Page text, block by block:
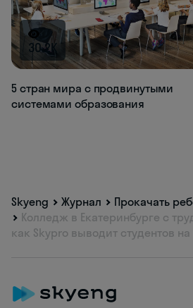
30.2K
5 стран мира с продвинутыми
системами образования
Skyeng Журнал
Прокачать
Колледж в Екатеринбурге с
как Skypro выводит студентов на